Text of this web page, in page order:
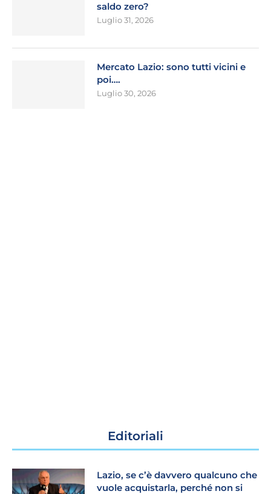
saldo zero?
Luglio 31, 2026
Mercato Lazio: sono tutti vicini e
poi….
Luglio 30, 2026
Editoriali
Lazio, se c’è davvero qualcuno che
vuole acquistarla, perché non si